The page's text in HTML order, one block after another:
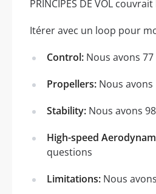
PRINCIPES DE VOL
Itérer avec un loop pour
Control: Nous avons
Propellers: Nous
Stability: Nous avons
High-speed
questions
Limitations: Nous